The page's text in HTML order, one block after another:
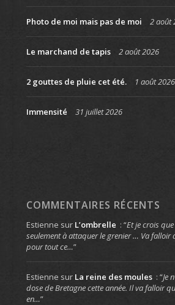
Photo de moi mais pas de moi 2 août
Le marchand de tapis 2 août 2026
2 gouttes de pluie cet été. 1 août 2026
Immensité 31 juillet 2026
COMMENTAIRES RÉCENTS
Estienne sur L’ombrelle : “Et je crois
seulement à attaquer le grenier … Va falloir
pour tout ce…”
Estienne sur La reine des moules : “Je
dose de Bretagne cette année. Il va falloir
en…”